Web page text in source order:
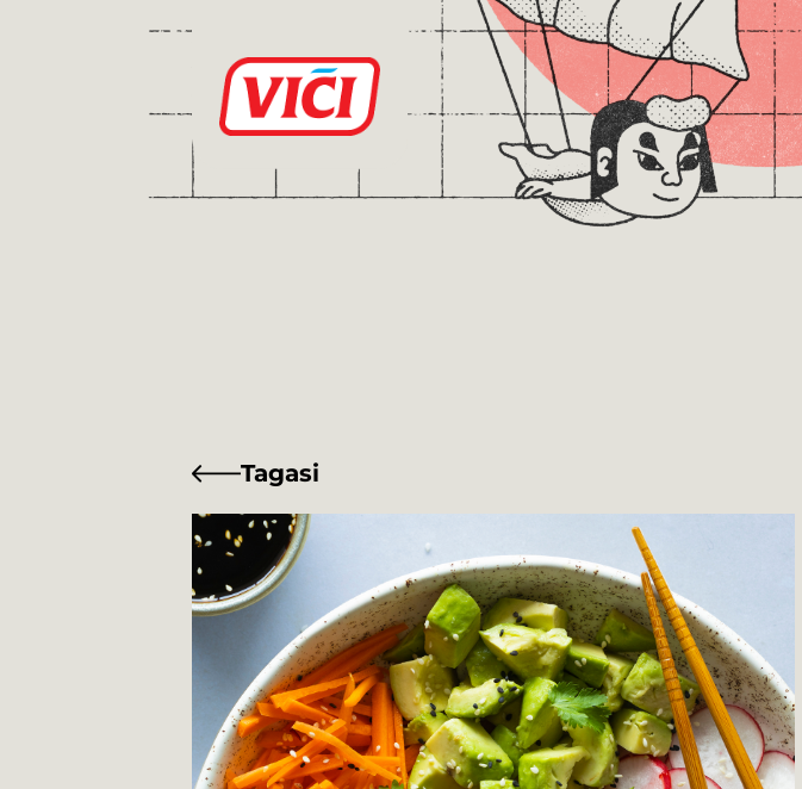
Tagasi